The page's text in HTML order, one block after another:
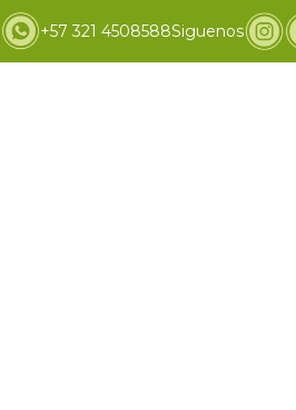
+57 321 4508588Siguenos